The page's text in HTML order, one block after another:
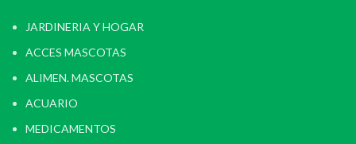
JARDINERIA Y HOGAR
ACCES MASCOTAS
ALIMEN. MASCOTAS
ACUARIO
MEDICAMENTOS